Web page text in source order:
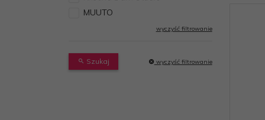
MUUTO
wyczyść filtrowanie
Szukaj wyczyść filtrowanie